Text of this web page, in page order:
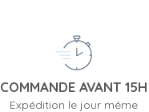
COMMANDE AVANT 15H
Expédition le jour même